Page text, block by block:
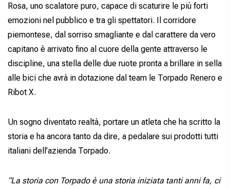
Rosa, uno scalatore puro, capace di scaturire le più forti
emozioni nel pubblico e tra gli spettatori. Il corridore
piemontese, dal sorriso smagliante e dal carattere da vero
capitano è arrivato fino al cuore della gente attraverso le
discipline, una stella delle due ruote pronta a brillare in sella
alle bici che avrà in dotazione dal team le Torpado Renero e
Ribot X.
Un sogno diventato realtà, portare un atleta che ha scritto la
storia e ha ancora tanto da dire, a pedalare sui prodotti tutti
italiani dell’azienda Torpado.
“La storia con Torpado è una storia iniziata tanti anni fa, ci